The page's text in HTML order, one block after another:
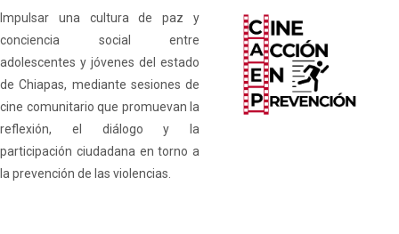
Impulsar una cultura de paz y
conciencia social entre
adolescentes y jóvenes del estado
de Chiapas, mediante sesiones de
cine comunitario que promuevan la
reflexión, el diálogo y la
participación ciudadana en torno a
la prevención de las violencias.